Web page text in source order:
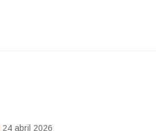
24 abril 2026